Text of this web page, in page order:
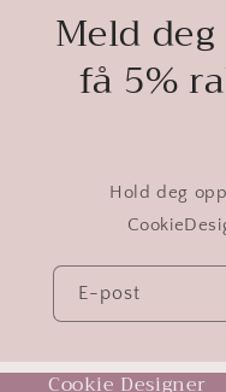
Meld
få 5%
Hold deg
E-post
Cookie Designer